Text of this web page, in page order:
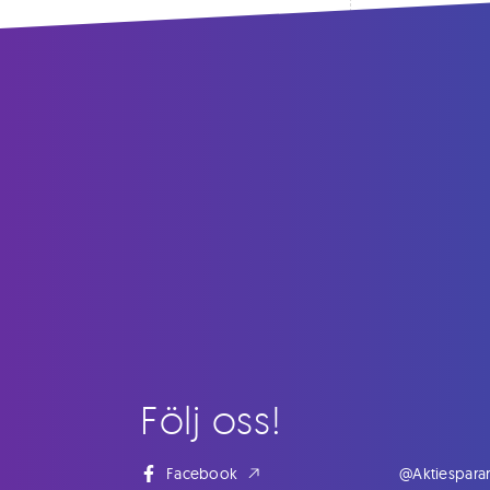
Följ oss!
Facebook